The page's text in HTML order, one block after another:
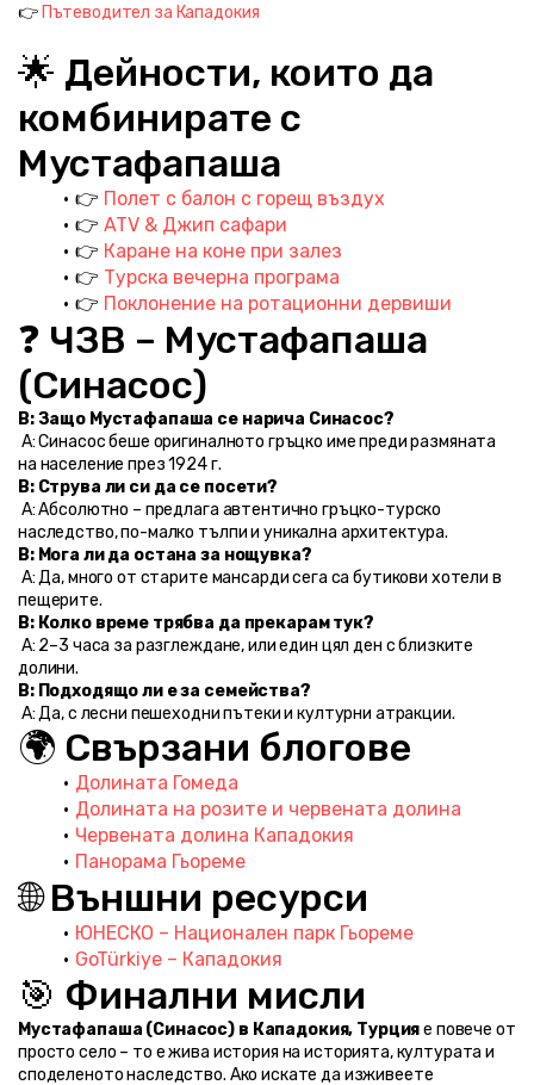
👉 Пътеводител за Кападокия
🌟 Дейности, които да
комбинирате с
Мустафапаша
👉 Полет с балон с горещ въздух
👉 ATV & Джип сафари
👉 Каране на коне при залез
👉 Турска вечерна програма
👉 Поклонение на ротационни дервиши
❓ ЧЗВ – Мустафапаша
(Синасос)
В: Защо Мустафапаша се нарича Синасос?
на население през 1924 г.
В: Струва ли си да се посети?
наследство, по-малко тълпи и уникална архитектура.
В: Мога ли да остана за нощувка?
пещерите.
В: Колко време трябва да прекарам тук?
долини.
В: Подходящо ли е за семейства?
А: Да, с лесни пешеходни пътеки и културни атракции.
🌍 Свързани блогове
Долината Гомеда
Долината на розите и червената долина
Червената долина Кападокия
Панорама Гьореме
🌐 Външни ресурси
ЮНЕСКО – Национален парк Гьореме
GoTürkiye – Кападокия
🎯 Финални мисли
Мустафапаша (Синасос) в Кападокия, Турция е повече от
просто село – то е жива история на историята, културата и